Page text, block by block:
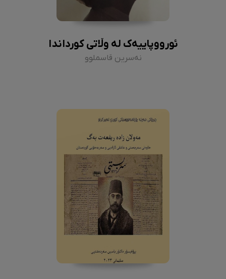
ئورووپاییەک لە وڵاتی کورداندا
نەسرین قاسملوو